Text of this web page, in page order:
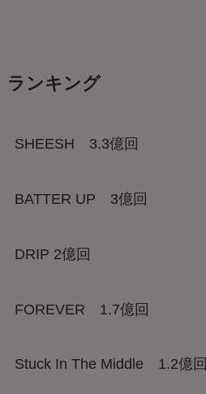
ランキング
SHEESH 3.3億回
BATTER UP 3億回
DRIP 2億回
FOREVER 1.7億回
Stuck In The Middle 1.2億回